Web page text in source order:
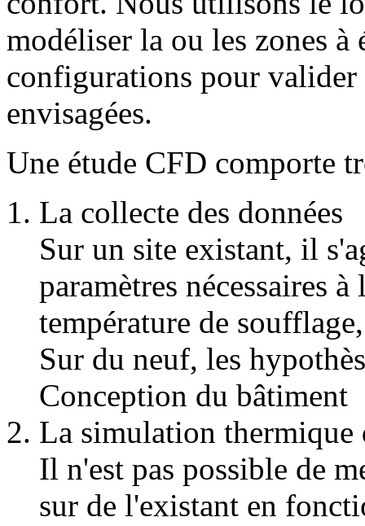
modéliser la ou les zones à
configurations pour valider
envisagées.
Une étude CFD comporte
La collecte des données
Sur un site existant, il
paramètres nécessaires
température de
Sur du neuf, les
Conception du bâtiment
La simulation thermique
Il n'est pas possible de
sur de l'existant en